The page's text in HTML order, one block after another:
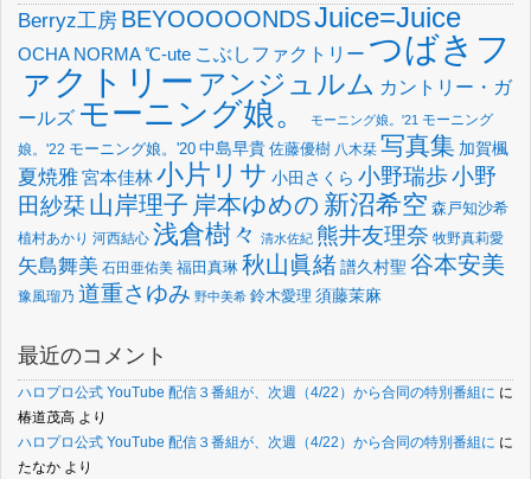
Berryz工房 BEYOOOOONDSJuice=Juice
OCHA NORMA℃-ute こぶしファクトリー つばきフ
ァクトリー アンジュルム カントリー・ガ
ールズ モーニング娘。 モーニング娘。'21 モーニング
娘。'22 モーニング娘。'20 中島早貴 佐藤優樹 八木栞 写真集 加賀楓
夏焼雅宮本佳林小片リサ 小田さくら 小野瑞歩小野
田紗栞 山岸理子 岸本ゆめの 新沼希空 森戸知沙希
植村あかり 河西結心 浅倉樹々 清水佐紀 熊井友理奈 牧野真莉愛
矢島舞美 石田亜佑美 福田真琳 秋山眞緒譜久村聖 谷本安美
豫風瑠乃 道重さゆみ 野中美希 鈴木愛理 須藤茉麻
最近のコメント
ハロプロ公式 YouTube 配信３番組が、次週（4/22）から合同の特別番組に に
椿道茂高 より
ハロプロ公式 YouTube 配信３番組が、次週（4/22）から合同の特別番組に に
たなか より